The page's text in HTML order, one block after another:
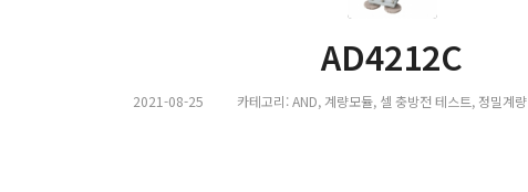
AD4212C
2021-08-25 카테고리:AND, 계량모듈, 셀 충방전 테스트, 정밀계량